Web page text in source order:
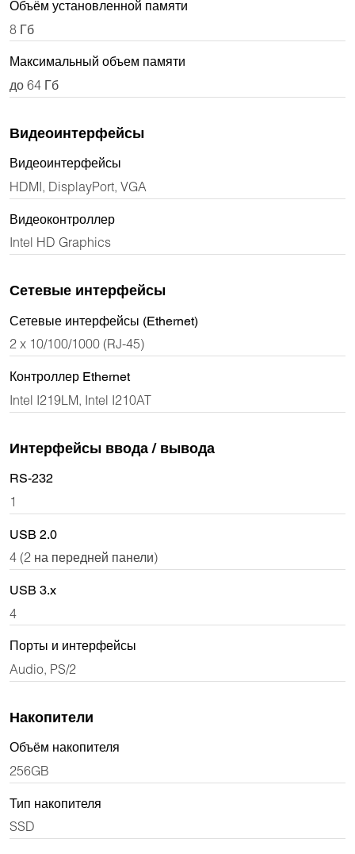
Объём установленной памяти
8 Гб
Максимальный объем памяти
до 64 Гб
Видеоинтерфейсы
Видеоинтерфейсы
HDMI, DisplayPort, VGA
Видеоконтроллер
Intel HD Graphics
Сетевые интерфейсы
Сетевые интерфейсы (Ethernet)
2 x 10/100/1000 (RJ-45)
Контроллер Ethernet
Intel I219LM, Intel I210AT
Интерфейсы ввода / вывода
RS-232
1
USB 2.0
4 (2 на передней панели)
USB 3.x
4
Порты и интерфейсы
Audio, PS/2
Накопители
Объём накопителя
256GB
Тип накопителя
SSD